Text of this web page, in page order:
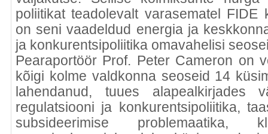
poliitikat teadolevalt varasematel FIDE
on seni vaadeldud energia ja
ja konkurentsipoliitika omavahelisi
Pearaportöör Prof. Peter Cameron on
kõigi kolme valdkonna seoseid 14
lahendanud, tuues alapealkirjades
regulatsiooni ja konkurentsipoliitika,
subsideerimise problemaatika,